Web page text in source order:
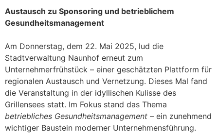
Austausch zu Sponsoring und betrieblichem
Gesundheitsmanagement
Am Donnerstag, dem 22. Mai 2025, lud die
Stadtverwaltung Naunhof erneut zum
Unternehmerfrühstück – einer geschätzten Plattform für
regionalen Austausch und Vernetzung. Dieses Mal fand
die Veranstaltung in der idyllischen Kulisse des
Grillensees statt. Im Fokus stand das Thema
betriebliches Gesundheitsmanagement – ein zunehmend
wichtiger Baustein moderner Unternehmensführung.